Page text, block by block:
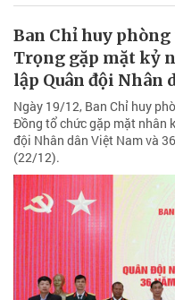
Ban Chỉ huy
Trọng gặp mặt kỷ
lập Quân đội Nhân
Ngày 19/12, Ban Chỉ huy
Đồng tổ chức gặp mặt nhân
đội Nhân dân Việt Nam và
(22/12).